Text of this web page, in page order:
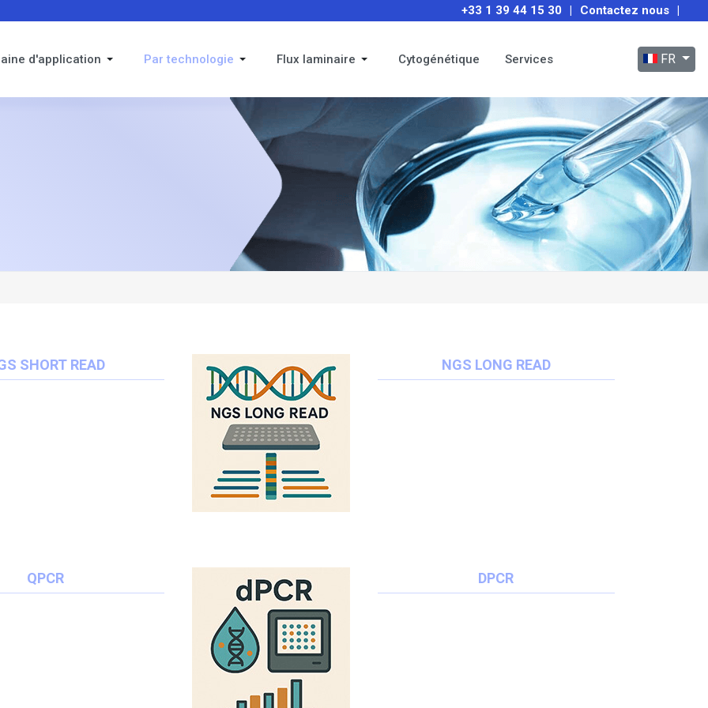
+33 1 39 44 15 30 | Contactez nous |
d'application Par technologie Flux laminaire Cytogénétique Services FR
SHORT READ NGS LONG READ
QPCR DPCR